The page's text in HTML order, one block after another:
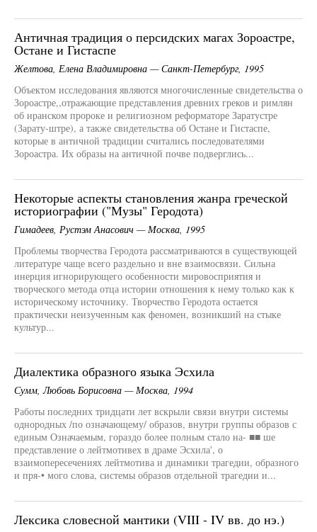
Античная традиция о персидских магах Зороастре,
Остане и Гистаспе
Желтова, Елена Владимировна — Санкт-Петербург, 1995
Объектом исследования являются многочисленные свидетельства о
Зороастре,,отражающие представления древних греков и римлян
об иранском пророке и религиозном реформаторе Заратустре
(Зарату-штре), а также свидетельства об Остане и Гистаспе,
которые в античной традиции считались последователями
Зороастра. Их образы на античной почве подверглись...
Некоторые аспекты становления жанра греческой
историографии ("Музы" Геродота)
Гимадеев, Рустэм Анасович — Москва, 1995
Проблемы творчества Геродота рассматриваются в существующей
литературе чаще всего раздельно и вне взаимосвязи. Сильна
инерция игнорирующего особенности мировосприятия и
творческого метода отца истории отношения к нему только как к
историческому источнику. Творчество Геродота остается
практически неизученным как феномен, возникший на стыке
культур...
Диалектика образного языка Эсхила
Сумм, Любовь Борисовна — Москва, 1994
Работы последних тридцати лет вскрыли связи внутри системы
однородных /по означающему/ образов, внутри группы образов с
единым Означаемым, гораздо более полным стало на- ■■ ше
представление о лейтмотивех в драме Эсхила', о
взаимопересечениях лейтмотива и динамики трагедии, образного
и пря-• мого слова, системы образов отдельной трагедии и...
Лексика словесной мантики (VIII - IV вв. до нэ.)